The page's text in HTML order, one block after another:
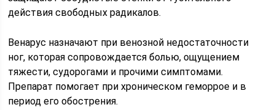
действия свободных радикалов.
Венарус назначают при венозной недостаточности
ног, которая сопровождается болью, ощущением
тяжести, судорогами и прочими симптомами.
Препарат помогает при хроническом геморрое и в
период его обострения.